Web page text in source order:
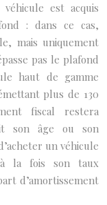
est acquis
: dans ce cas,
mais uniquement
pas le plafond
haut de gamme
plus de 130
fiscal restera
son âge ou son
un véhicule
à la fois son taux
d’amortissement